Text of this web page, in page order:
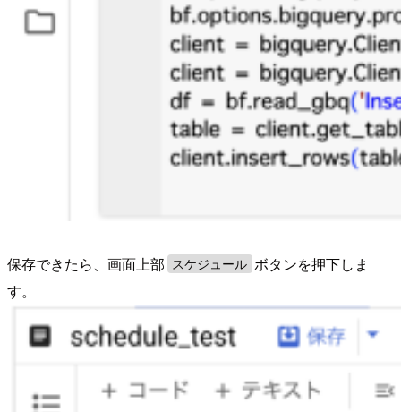
保存できたら、画面上部 スケジュール ボタンを押下しま
す。